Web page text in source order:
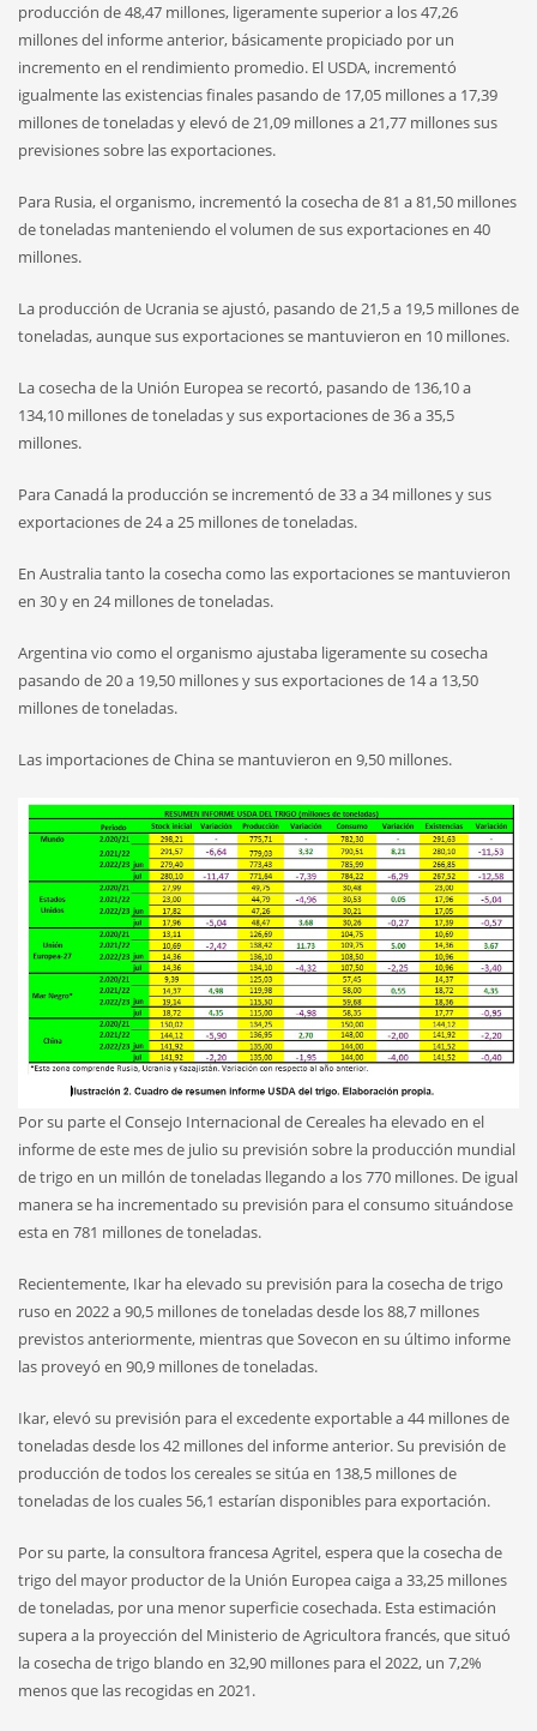
producción de 48,47 millones, ligeramente superior a los 47,26
millones del informe anterior, básicamente propiciado por un
incremento en el rendimiento promedio. El USDA, incrementó
igualmente las existencias finales pasando de 17,05 millones a 17,39
millones de toneladas y elevó de 21,09 millones a 21,77 millones sus
previsiones sobre las exportaciones.
Para Rusia, el organismo, incrementó la cosecha de 81 a 81,50 millones
de toneladas manteniendo el volumen de sus exportaciones en 40
millones.
La producción de Ucrania se ajustó, pasando de 21,5 a 19,5 millones de
toneladas, aunque sus exportaciones se mantuvieron en 10 millones.
La cosecha de la Unión Europea se recortó, pasando de 136,10 a
134,10 millones de toneladas y sus exportaciones de 36 a 35,5
millones.
Para Canadá la producción se incrementó de 33 a 34 millones y sus
exportaciones de 24 a 25 millones de toneladas.
En Australia tanto la cosecha como las exportaciones se mantuvieron
en 30 y en 24 millones de toneladas.
Argentina vio como el organismo ajustaba ligeramente su cosecha
pasando de 20 a 19,50 millones y sus exportaciones de 14 a 13,50
millones de toneladas.
Las importaciones de China se mantuvieron en 9,50 millones.
Por su parte el Consejo Internacional de Cereales ha elevado en el
informe de este mes de julio su previsión sobre la producción mundial
de trigo en un millón de toneladas llegando a los 770 millones. De igual
manera se ha incrementado su previsión para el consumo situándose
esta en 781 millones de toneladas.
Recientemente, Ikar ha elevado su previsión para la cosecha de trigo
ruso en 2022 a 90,5 millones de toneladas desde los 88,7 millones
previstos anteriormente, mientras que Sovecon en su último informe
las proveyó en 90,9 millones de toneladas.
Ikar, elevó su previsión para el excedente exportable a 44 millones de
toneladas desde los 42 millones del informe anterior. Su previsión de
producción de todos los cereales se sitúa en 138,5 millones de
toneladas de los cuales 56,1 estarían disponibles para exportación.
Por su parte, la consultora francesa Agritel, espera que la cosecha de
trigo del mayor productor de la Unión Europea caiga a 33,25 millones
de toneladas, por una menor superficie cosechada. Esta estimación
supera a la proyección del Ministerio de Agricultora francés, que situó
la cosecha de trigo blando en 32,90 millones para el 2022, un 7,2%
menos que las recogidas en 2021.